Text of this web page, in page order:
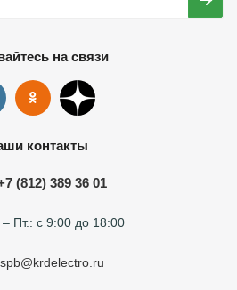
на связи
контакты
(812) 389 36 01
Пт.: с 9:00 до 18:00
spb@krdelectro.ru